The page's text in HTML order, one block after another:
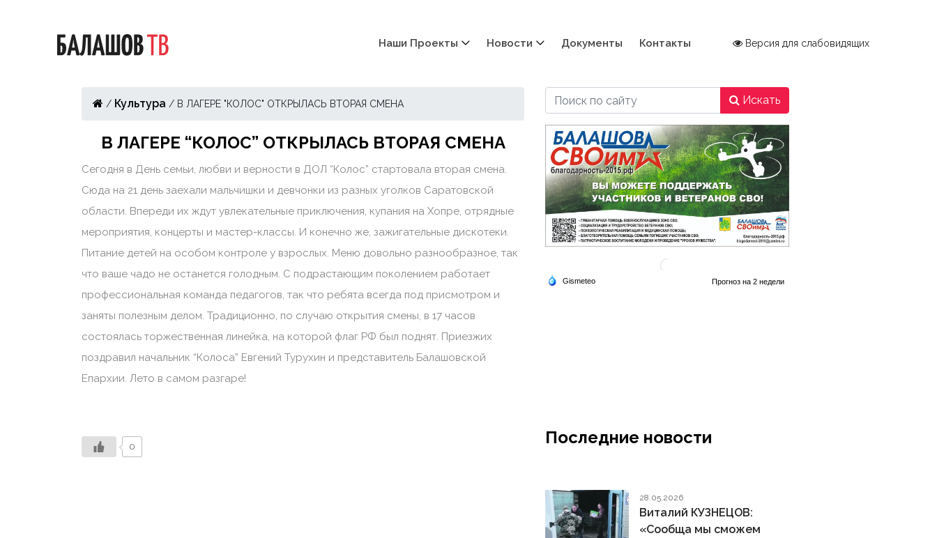
Наши Проекты Новости Документы Контакты Версия для слабовидящих
/ Культура / В ЛАГЕРЕ "КОЛОС" ОТКРЫЛАСЬ ВТОРАЯ СМЕНА
В ЛАГЕРЕ “КОЛОС” ОТКРЫЛАСЬ ВТОРАЯ СМЕНА
Сегодня в День семьи, любви и верности в ДОЛ “Колос” стартовала вторая смена.
Сюда на 21 день заехали мальчишки и девчонки из разных уголков Саратовской
области. Впереди их ждут увлекательные приключения, купания на Хопре, отрядные
мероприятия, концерты и мастер-классы. И конечно же, зажигательные дискотеки.
Питание детей на особом контроле у взрослых. Меню довольно разнообразное, так
что ваше чадо не останется голодным. С подрастающим поколением работает
профессиональная команда педагогов, так что ребята всегда под присмотром и
заняты полезным делом. Традиционно, по случаю открытия смены, в 17 часов
состоялась торжественная линейка, на которой флаг РФ был поднят. Приезжих
поздравил начальник “Колоса” Евгений Турухин и представитель Балашовской
Епархии. Лето в самом разгаре!
0
Искать
Последние новости
28.05.2026
Виталий КУЗНЕЦОВ:
«Сообща мы сможем